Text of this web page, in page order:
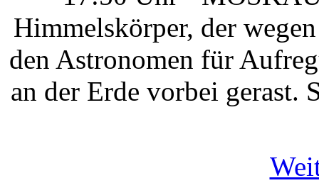
Himmelskörper, der
den Astronomen für
an der Erde vorbei gerast.